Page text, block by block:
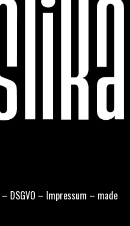
– DSGVO – Impressum – made